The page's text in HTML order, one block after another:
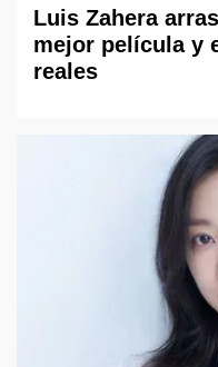
Luis Zahera
mejor película y
reales